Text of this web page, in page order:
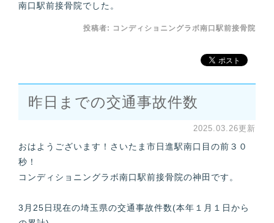
南口駅前接骨院でした。
投稿者: コンディショニングラボ南口駅前接骨院
昨日までの交通事故件数
2025.03.26更新
おはようございます！さいたま市日進駅南口目の前３０
秒！
コンディショニングラボ南口駅前接骨院の神田です。
3月25日現在の埼玉県の交通事故件数(本年１月１日から